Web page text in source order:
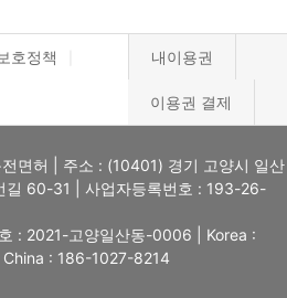
호정책 내이용권
이용권 결제
면허
주소 : (10401) 경기 고양시 일산
길 60-31
사업자등록번호 : 193-26-
: 2021-고양일산동-0006
Korea :
China : 186-1027-8214